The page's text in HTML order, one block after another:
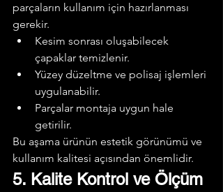
parçaların kullanım için hazırlanması
gerekir.
Kesim sonrası oluşabilecek
çapaklar temizlenir.
Yüzey düzeltme ve polisaj işlemleri
uygulanabilir.
Parçalar montaja uygun hale
getirilir.
Bu aşama ürünün estetik görünümü ve
kullanım kalitesi açısından önemlidir.
5. Kalite Kontrol ve Ölçüm